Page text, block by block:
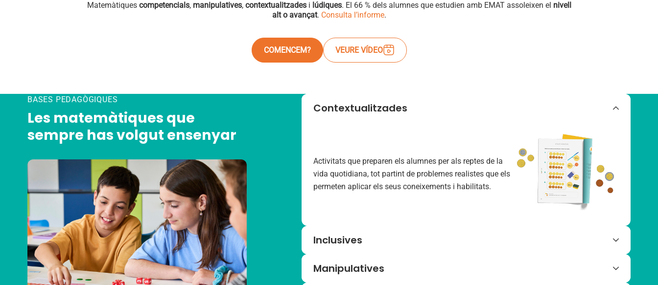
Matemàtiques competencials, manipulatives, contextualitzadesi lúdiques. El 66 % dels alumnes que estudien amb EMAT assoleixen el nivell
alt o avançat. Consulta l’informe.
COMENCEM? VEURE VÍDEO
BASES PEDAGÒGIQUES
Les matemàtiques que
sempre has volgut ensenyar
Contextualitzades
Activitats que preparen els alumnes per als reptes de la
vida quotidiana, tot partint de problemes realistes que els
permeten aplicar els seus coneixements i habilitats.
Inclusives
Manipulatives